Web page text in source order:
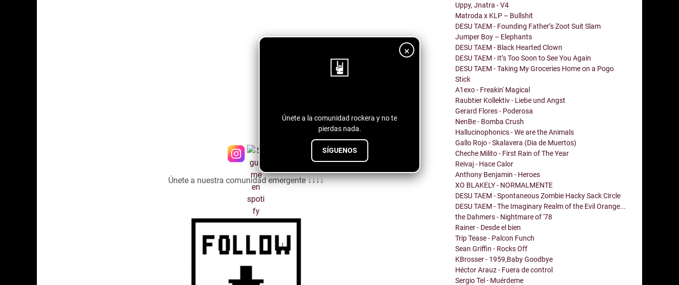
×
Únete a la comunidad rockera y no te
pierdas nada.
SÍGUENOS
Únete a nuestra comunidad emergente ↓↓↓↓
Uppy, Jnatra - V4
Matroda x KLP – Bullshit
DESU TAEM - Founding Father’s Zoot Suit Slam
Jumper Boy – Elephants
DESU TAEM - Black Hearted Clown
DESU TAEM - It’s Too Soon to See You Again
DESU TAEM - Taking My Groceries Home on a Pogo
Stick
A1exo - Freakin' Magical
Raubtier Kollektiv - Liebe und Angst
Gerard Flores - Poderosa
NenBe - Bomba Crush
Hallucinophonics - We are the Animals
Gallo Rojo - Skalavera (Dia de Muertos)
Cheche Milito - First Rain of The Year
Reivaj - Hace Calor
Anthony Benjamin - Heroes
XO BLAKELY - NORMALMENTE
DESU TAEM - Spontaneous Zombie Hacky Sack Circle
DESU TAEM - The Imaginary Realm of the Evil Orange...
the Dahmers - Nightmare of '78
Rainer - Desde el bien
Trip Tease - Palcon Funch
Sean Griffin - Rocks Off
KBrosser - 1959,Baby Goodbye
Héctor Arauz - Fuera de control
Sergio Tel - Muérdeme